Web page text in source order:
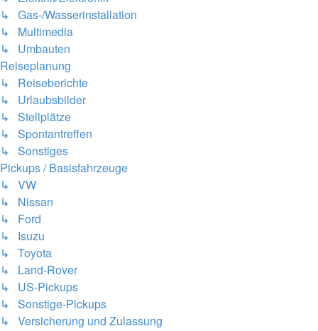
↳ Gas-/Wasserinstallation
↳ Multimedia
↳ Umbauten
Reiseplanung
↳ Reiseberichte
↳ Urlaubsbilder
↳ Stellplätze
↳ Spontantreffen
↳ Sonstiges
Pickups / Basisfahrzeuge
↳ VW
↳ Nissan
↳ Ford
↳ Isuzu
↳ Toyota
↳ Land-Rover
↳ US-Pickups
↳ Sonstige-Pickups
↳ Versicherung und Zulassung